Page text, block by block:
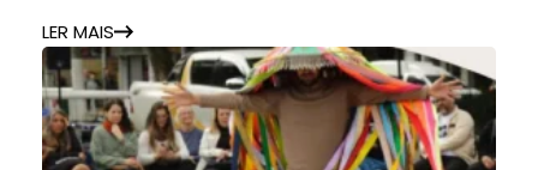
LER MAIS